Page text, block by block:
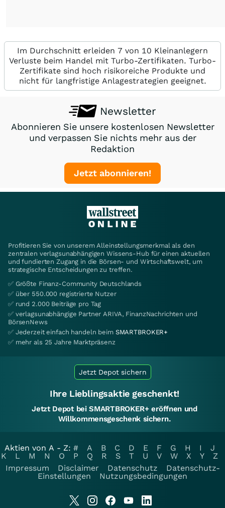
Im Durchschnitt erleiden 7 von 10 Kleinanlegern
Verluste beim Handel mit Turbo-Zertifikaten. Turbo-
Zertifikate sind hoch risikoreiche Produkte und
nicht für langfristige Anlagestrategien geeignet.
Newsletter
Abonnieren Sie unsere kostenlosen Newsletter
und verpassen Sie nichts mehr aus der
Redaktion
Jetzt abonnieren!
Profitieren Sie von unserem Alleinstellungsmerkmal als den
zentralen verlagsunabhängigen Wissens-Hub für einen aktuellen
und fundierten Zugang in die Börsen- und Wirtschaftswelt, um
strategische Entscheidungen zu treffen.
✅ Größte Finanz-Community Deutschlands
✅ über 550.000 registrierte Nutzer
✅ rund 2.000 Beiträge pro Tag
✅ verlagsunabhängige Partner ARIVA, FinanzNachrichten und
BörsenNews
✅ Jederzeit einfach handeln beim SMARTBROKER+
✅ mehr als 25 Jahre Marktpräsenz
Jetzt Depot sichern
Ihre Lieblingsaktie geschenkt!
Jetzt Depot bei SMARTBROKER+ eröffnen und
Willkommensgeschenk sichern.
Aktien von A - Z: # A B C D E F G H I
J
K
L M N O P Q R S T U V W X Y
Z
Impressum
Disclaimer Datenschutz
Datenschutz-
Einstellungen
Nutzungsbedingungen